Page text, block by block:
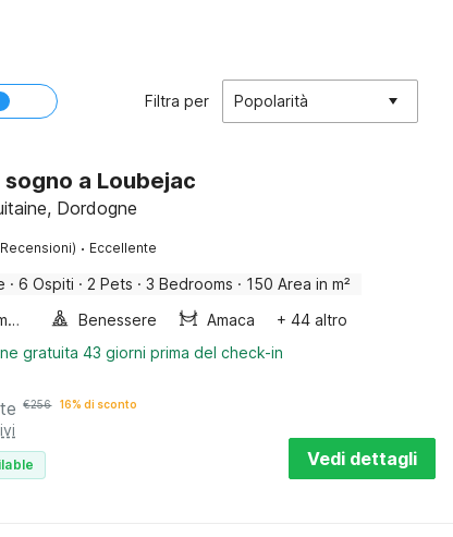
Filtra per Popolarità
sogno a Loubejac
Dordogne
· Eccellente
· 6 Ospiti · 2 Pets · 3 Bedrooms · 150 Area in m²
Vasca idromassaggio
Benessere Amaca
+ 44 altro
gratuita 43 giorni prima del check-in
€256 16% di sconto
Vedi dettagli